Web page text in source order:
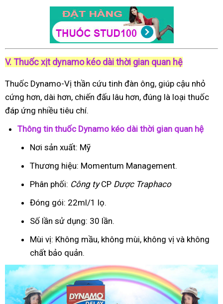
V. Thuốc xịt dynamo kéo dài thời gian quan hệ
Thuốc Dynamo-Vị thần cứu tinh đàn ông, giúp cậu nhỏ
cứng hơn, dài hơn, chiến đấu lâu hơn, đúng là loại thuốc
đáp ứng nhiều tiêu chí.
Thông tin thuốc Dynamo kéo dài thời gian quan hệ
Nơi sản xuất: Mỹ
Thương hiệu: Momentum Management.
Phân phối: Công tyCP Dược Traphaco
Đóng gói: 22ml/1 lọ.
Số lần sử dụng: 30 lần.
Mùi vị: Không mầu, không mùi, không vị và không
chất bảo quản.